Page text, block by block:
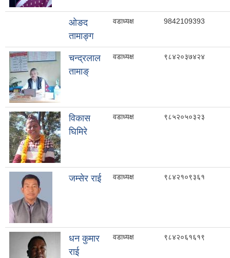
ओङद
तामाङ्ग
वडाध्यक्ष 9842109393
चन्द्रलाल
तामाङ्
वडाध्यक्ष ९८४२०३७४२४
विकास
घिमिरे
वडाध्यक्ष ९८५२०५०३२३
जम्सेर राई वडाध्यक्ष ९८४२१०९३६१
धन कुमार
राई
वडाध्यक्ष ९८४२०६१६१९